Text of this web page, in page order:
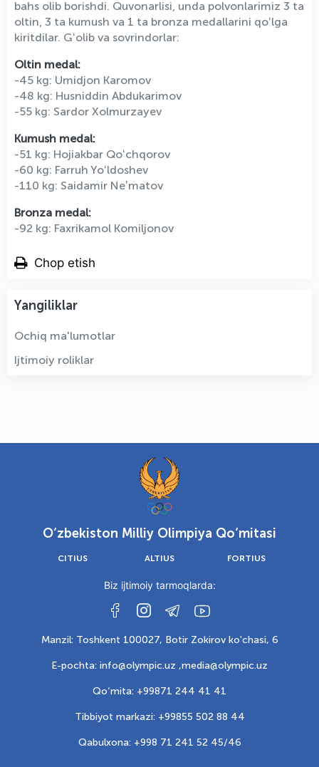
bahs olib borishdi. Quvonarlisi, unda polvonlarimiz 3 ta
oltin, 3 ta kumush va 1 ta bronza medallarini qoʻlga
kiritdilar. Gʻolib va sovrindorlar:
Oltin medal:
-45 kg: Umidjon Karomov
-48 kg: Husniddin Abdukarimov
-55 kg: Sardor Xolmurzayev
Kumush medal:
-51 kg: Hojiakbar Qoʻchqorov
-60 kg: Farruh Yoʻldoshev
-110 kg: Saidamir Neʼmatov
Bronza medal:
-92 kg: Faxrikamol Komiljonov
Chop etish
Yangiliklar
Ochiq ma'lumotlar
Ijtimoiy roliklar
O‘zbekiston Milliy Olimpiya Qo‘mitasi
CITIUS ALTIUS FORTIUS
Biz ijtimoiy tarmoqlarda:
Manzil: Toshkent 100027, Botir Zokirov ko'chasi, 6
E-pochta: info@olympic.uz ,media@olympic.uz
Qo‘mita: +99871 244 41 41
Tibbiyot markazi: +99855 502 88 44
Qabulxona: +998 71 241 52 45/46